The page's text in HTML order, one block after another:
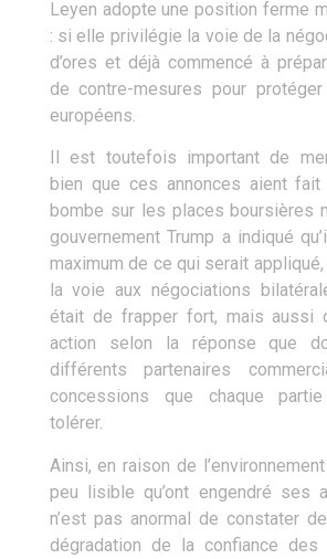
Leyen adopte une position ferme
: si elle privilégie la voie de la
d’ores et déjà commencé à
de contre-mesures pour
européens.
Il est toutefois important de
bien que ces annonces aient fait
bombe sur les places boursières
gouvernement Trump a indiqué
maximum de ce qui serait
la voie aux négociations
était de frapper fort, mais aussi
action selon la réponse que
différents partenaires
concessions que chaque
tolérer.
Ainsi, en raison de
peu lisible qu’ont engendré ses
n’est pas anormal de constater
dégradation de la confiance des